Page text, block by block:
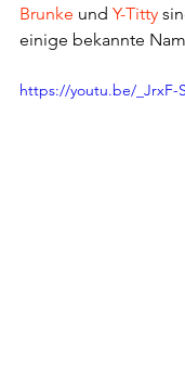
Brunke und Y-Titty
einige bekannte
https://youtu.be/_JrxF-